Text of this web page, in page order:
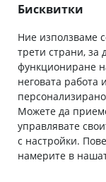
Общи условия
Абонирай се за
С абонамента се
Онлайн аптека,
Бисквитки
Ние използваме
трети страни, за
функциониране
неговата работа
Можете да
управлявате
с настройки.
намерите в